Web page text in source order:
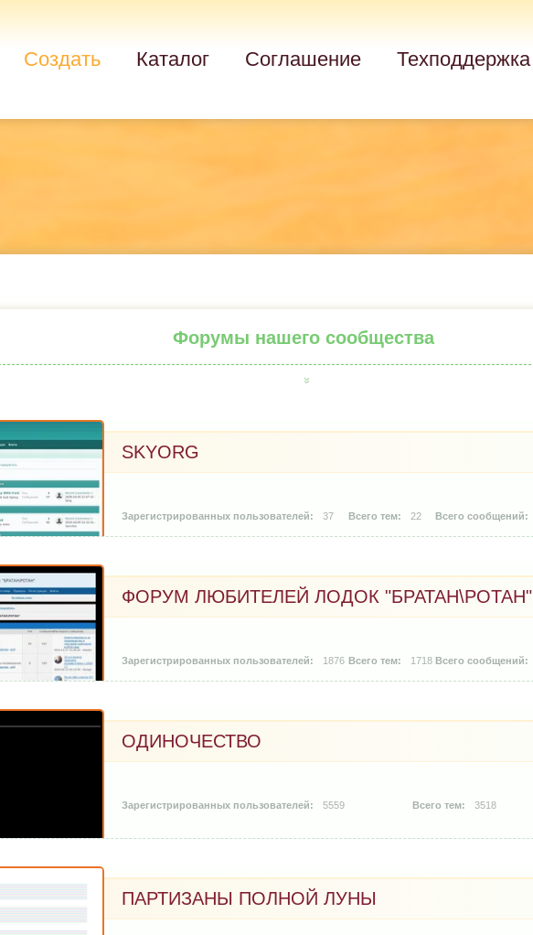
Создать Каталог Соглашение Техподдержка
Форумы нашего сообщества
SKYORG
37 22
ФОРУМ ЛЮБИТЕЛЕЙ ЛОДОК "БРАТАН\РОТАН"
1876 1718
ОДИНОЧЕСТВО
5559 3518
ПАРТИЗАНЫ ПОЛНОЙ ЛУНЫ